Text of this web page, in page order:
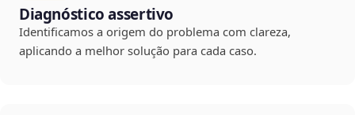
Diagnóstico assertivo
Identificamos a origem do problema com clareza,
aplicando a melhor solução para cada caso.